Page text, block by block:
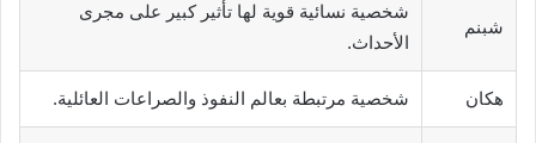
شبنم
شخصية نسائية قوية لها تأثير كبير على مجرى
الأحداث.
هكان شخصية مرتبطة بعالم النفوذ والصراعات العائلية.